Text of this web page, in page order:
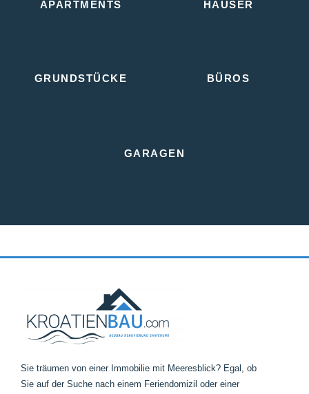
APARTMENTS HÄUSER
GRUNDSTÜCKE BÜROS
GARAGEN
Sie träumen von einer Immobilie mit Meeresblick? Egal, ob
Sie auf der Suche nach einem Feriendomizil oder einer